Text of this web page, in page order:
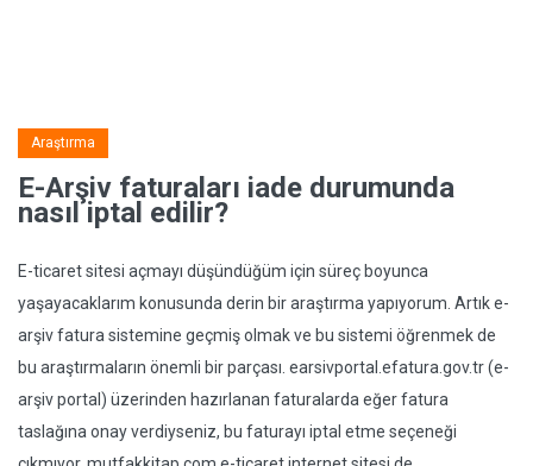
Araştırma
E-Arşiv faturaları iade durumunda
nasıl iptal edilir?
E-ticaret sitesi açmayı düşündüğüm için süreç boyunca
yaşayacaklarım konusunda derin bir araştırma yapıyorum. Artık e-
arşiv fatura sistemine geçmiş olmak ve bu sistemi öğrenmek de
bu araştırmaların önemli bir parçası. earsivportal.efatura.gov.tr (e-
arşiv portal) üzerinden hazırlanan faturalarda eğer fatura
taslağına onay verdiyseniz, bu faturayı iptal etme seçeneği